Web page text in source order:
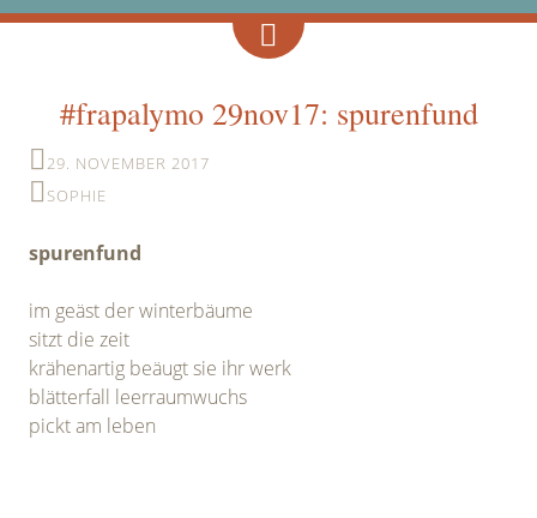
#frapalymo 29nov17: spurenfund
29. NOVEMBER 2017
SOPHIE
spurenfund
im geäst der winterbäume
sitzt die zeit
krähenartig beäugt sie ihr werk
blätterfall leerraumwuchs
pickt am leben